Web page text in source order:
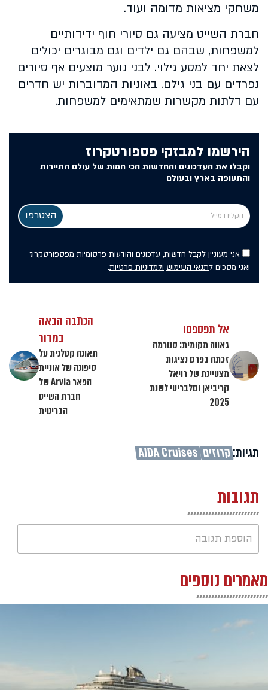
משחקי מציאות מדומה ועוד.
חברת השייט מציעה גם סיורי חוף ידידותיים
למשפחות, שבהם גם ילדים וגם מבוגרים יכולים
לצאת יחד למסע גילוי. לבני נוער מוצעים אף סיורים
נפרדים עם בני גילם. באוניות המדוברות יש חדרים
עם דלתות מקשרות שמתאימים למשפחות.
הירשמו למבזקי פספורטקרוז
וקבלו את העדכונים והחדשות הכי חמות של עולם התיירות
והתעופה בארץ ובעולם
אני מעוניין לקבל חדשות, עדכונים והודעות פרסומיות מפספורטקרוז
ואני מסכים לתנאי השימוש ולמדיניות פרטיות.
אל תפספסו
גאווה מקומית: סנורמה
זכתה בפרס נציגות
מצטיינת של רויאל
קריביאן וסלבריטי לשנת
2025
הכתבה הבאה
במדור
תאונה קטלנית על
סיפונה של אוניית
הפאר Arvia של
חברת השייט
הבריטית
תגיות:קרוזים AIDA Cruises
תגובות
הוספת תגובה
מאמרים נוספים